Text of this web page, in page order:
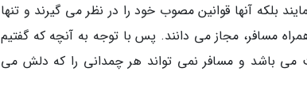
بلکه آنها قوانین مصوب خود را در نظر می گیرند و تنها
مسافر، مجاز می دانند. پس با توجه به آنچه که گفتیم
می باشد و مسافر نمی تواند هر چمدانی را که دلش می